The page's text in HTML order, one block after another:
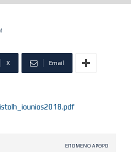
X Email
ΕΠΌΜΕΝΟ ΆΡΘΡΟ